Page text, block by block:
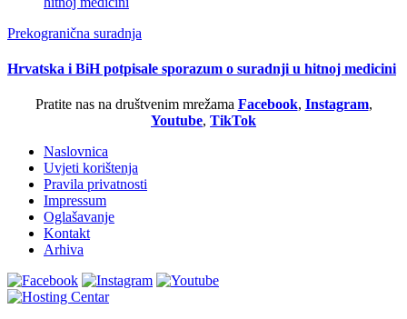
Prekogranična suradnja
Hrvatska i BiH potpisale sporazum o suradnji u hitnoj medicini
Pratite nas na društvenim mrežama Facebook, Instagram,
Youtube, TikTok
Naslovnica
Uvjeti korištenja
Pravila privatnosti
Impressum
Oglašavanje
Kontakt
Arhiva